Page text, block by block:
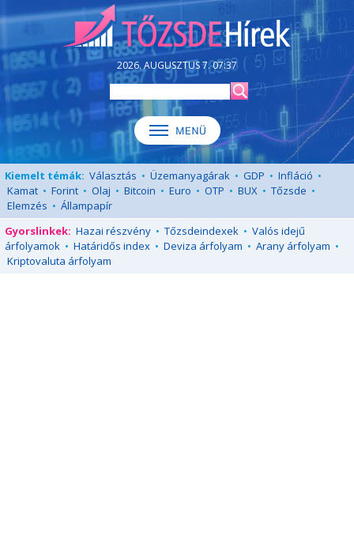
2026. AUGUSZTUS 7. 07:37
Kiemelt témák: Választás • Üzemanyagárak • GDP • Infláció •
Kamat • Forint • Olaj • Bitcoin • Euro • OTP • BUX • Tőzsde •
Elemzés • Állampapír
Gyorslinkek: Hazai részvény • Tőzsdeindexek • Valós idejű
árfolyamok • Határidős index • Deviza árfolyam • Arany árfolyam •
Kriptovaluta árfolyam